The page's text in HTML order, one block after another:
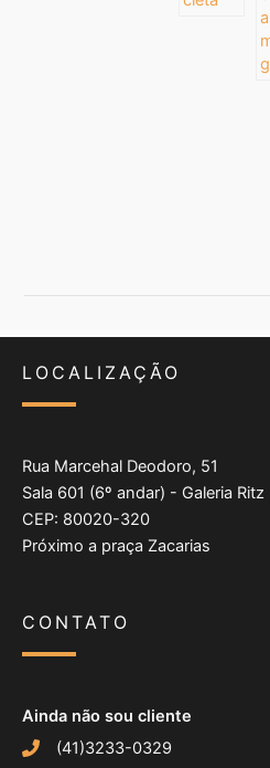
LOCALIZAÇÃO
Rua Marcehal Deodoro, 51
Sala 601 (6º andar) - Galeria
CEP: 80020-320
Próximo a praça Zacarias
CONTATO
Ainda não sou cliente
(41)3233-0329